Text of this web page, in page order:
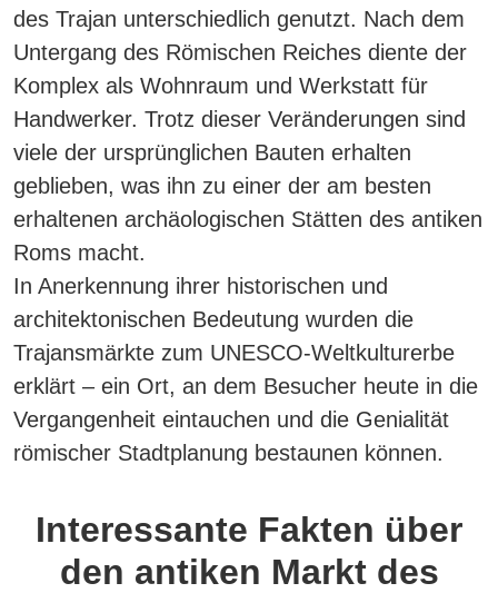
des Trajan unterschiedlich genutzt. Nach dem
Untergang des Römischen Reiches diente der
Komplex als Wohnraum und Werkstatt für
Handwerker. Trotz dieser Veränderungen sind
viele der ursprünglichen Bauten erhalten
geblieben, was ihn zu einer der am besten
erhaltenen archäologischen Stätten des antiken
Roms macht.
In Anerkennung ihrer historischen und
architektonischen Bedeutung wurden die
Trajansmärkte zum UNESCO-Weltkulturerbe
erklärt – ein Ort, an dem Besucher heute in die
Vergangenheit eintauchen und die Genialität
römischer Stadtplanung bestaunen können.
Interessante Fakten über
den antiken Markt des